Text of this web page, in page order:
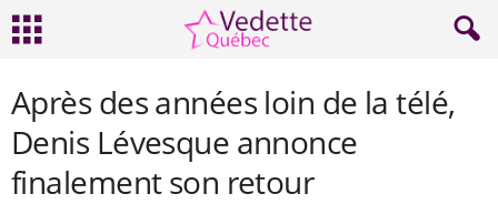
Après des années loin de la télé,
Denis Lévesque annonce
finalement son retour